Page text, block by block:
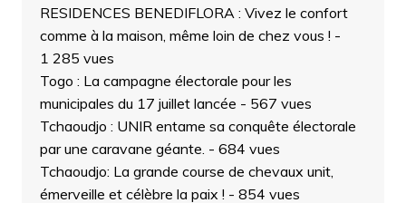
RESIDENCES BENEDIFLORA : Vivez le confort
comme à la maison, même loin de chez vous ! -
1 285 vues
Togo : La campagne électorale pour les
municipales du 17 juillet lancée - 567 vues
Tchaoudjo : UNIR entame sa conquête électorale
par une caravane géante. - 684 vues
Tchaoudjo: La grande course de chevaux unit,
émerveille et célèbre la paix ! - 854 vues